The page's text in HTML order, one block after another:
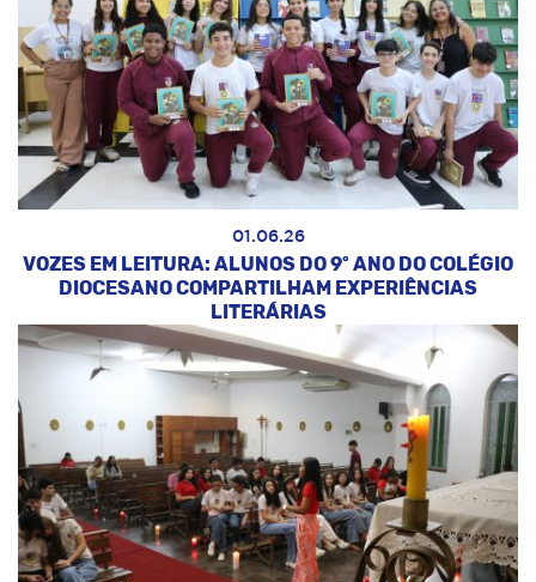
01.06.26
VOZES EM LEITURA: ALUNOS DO 9º ANO DO COLÉGIO
DIOCESANO COMPARTILHAM EXPERIÊNCIAS
LITERÁRIAS